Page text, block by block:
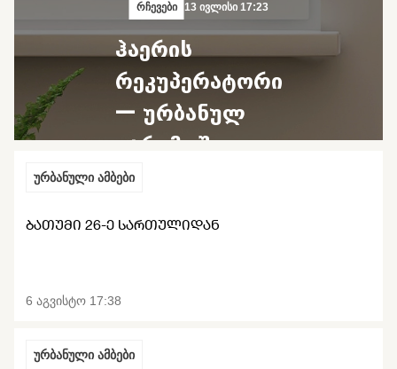
რჩევები 13 ივლისი 17:23
ჰაერის
რეკუპერატორი
— ურბანულ
გარემოში
დაბინძურებულ
ურბანული ამბები
ᲑᲐᲗᲣᲛᲘ 26-Ე ᲡᲐᲠᲗᲣᲚᲘᲓᲐᲜ
6 აგვისტო 17:38
ურბანული ამბები